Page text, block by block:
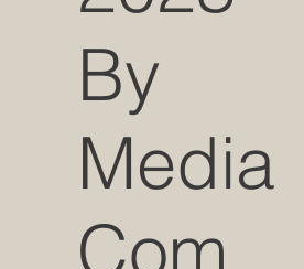
By
Media
Com